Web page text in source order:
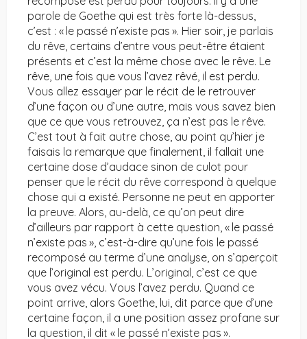
parole de Goethe qui est très forte là-dessus,
c’est : « le passé n’existe pas ». Hier soir, je parlais
du rêve, certains d’entre vous peut-être étaient
présents et c’est la même chose avec le rêve. Le
rêve, une fois que vous l’avez rêvé, il est perdu.
Vous allez essayer par le récit de le retrouver
d’une façon ou d’une autre, mais vous savez bien
que ce que vous retrouvez, ça n’est pas le rêve.
C’est tout à fait autre chose, au point qu’hier je
faisais la remarque que finalement, il fallait une
certaine dose d’audace sinon de culot pour
penser que le récit du rêve correspond à quelque
chose qui a existé. Personne ne peut en apporter
la preuve. Alors, au-delà, ce qu’on peut dire
d’ailleurs par rapport à cette question, « le passé
n’existe pas », c’est-à-dire qu’une fois le passé
recomposé au terme d’une analyse, on s’aperçoit
que l’original est perdu. L’original, c’est ce que
vous avez vécu. Vous l’avez perdu. Quand ce
point arrive, alors Goethe, lui, dit parce que d’une
certaine façon, il a une position assez profane sur
la question, il dit « le passé n’existe pas ».